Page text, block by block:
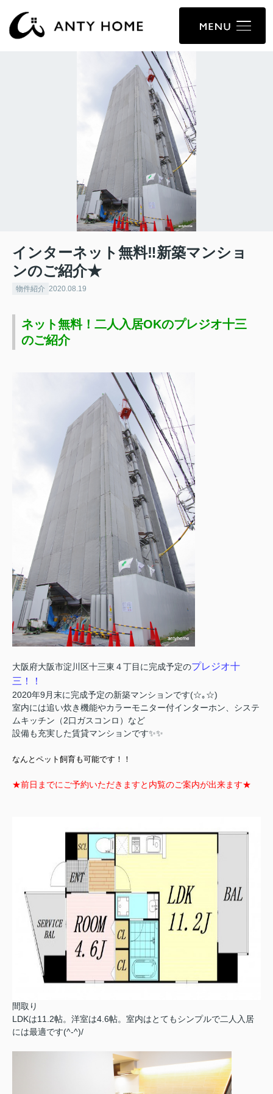
インターネット無料‼新築マンショ
ンのご紹介★
物件紹介 2020.08.19
ネット無料！二人入居OKのプレジオ十三
のご紹介
大阪府大阪市淀川区十三東４丁目に完成予定のプレジオ十
三！！
2020年9月末に完成予定の新築マンションです(☆｡☆)
室内には追い炊き機能やカラーモニター付インターホン、システ
ムキッチン（2口ガスコンロ）など
設備も充実した賃貸マンションです✨✨
なんとペット飼育も可能です！！
★前日までにご予約いただきますと内覧のご案内が出来ます★
間取り
LDKは11.2帖。洋室は4.6帖。室内はとてもシンプルで二人入居
には最適です(^-^)/